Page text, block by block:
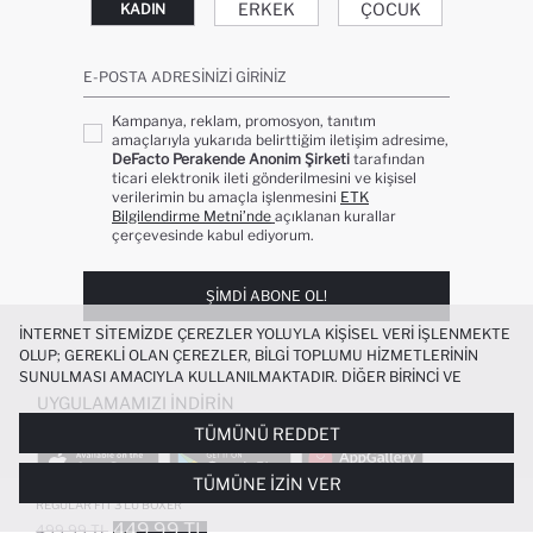
REGULAR FIT 3'LÜ BOXER
KADIN ERKEK ÇOCUK
E-POSTA ADRESINIZI GIRINIZ
Kampanya, reklam, promosyon, tanıtım
amaçlarıyla yukarıda belirttiğim iletişim adresime,
DeFacto Perakende Anonim Şirketi tarafından
ticari elektronik ileti gönderilmesini ve kişisel
verilerimin bu amaçla işlenmesini ETK
Bilgilendirme Metni’nde açıklanan kurallar
çerçevesinde kabul ediyorum.
ŞIMDI ABONE OL!
UYGULAMAMIZI İNDIRIN
İNTERNET SITEMIZDE ÇEREZLER YOLUYLA KIŞISEL VERI IŞLENMEKTE
OLUP; GEREKLI OLAN ÇEREZLER, BILGI TOPLUMU HIZMETLERININ
SUNULMASI AMACIYLA KULLANILMAKTADIR. DIĞER BIRINCI VE
ÜÇÜNCÜ TARAF ÇEREZLER ISE SIZE DAHA IYI BIR ALIŞVERIŞ
DENEYIMI SUNULABILMESI, SITEMIZIN DAHA IŞLEVSEL KILINMASI VE
KIŞISELLEŞTIRMESI VE AÇIK RIZA VERMENIZ HALINDE, SIZLERE
YÖNELIK PAZARLAMA FAALIYETLERININ YAPILMASI AMAÇLARIYLA
SINIRLI OLARAK KULLANILACAKTIR. ÇEREZLERE DAIR TERCIHLERINIZI
ÇEREZ TERCIHLERIPANELI ARACILIĞIYLA HER ZAMAN YÖNETEBILIR,
ÇEREZLERLE ILGILI DAHA DETAYLI BILGIYE
TÜMÜNÜ REDDET
TÜMÜNE İZIN VER